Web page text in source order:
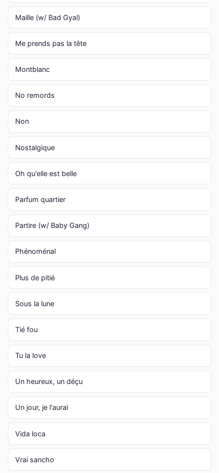
Maille (w/ Bad Gyal)
Me prends pas la tête
Montblanc
No remords
Non
Nostalgique
Oh qu'elle est belle
Parfum quartier
Partire (w/ Baby Gang)
Phénoménal
Plus de pitié
Sous la lune
Tié fou
Tu la love
Un heureux, un déçu
Un jour, je l'aurai
Vida loca
Vrai sancho